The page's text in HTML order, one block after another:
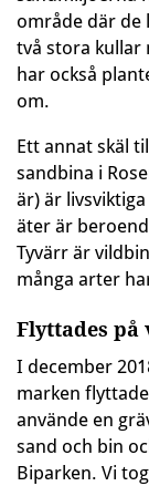
område där de
två stora kullar
har också
om.
Ett annat skäl
sandbina i
är) är
äter är
Tyvärr är
många arter
Flyttades på
I december
marken
använde en
sand och bin
Biparken. Vi